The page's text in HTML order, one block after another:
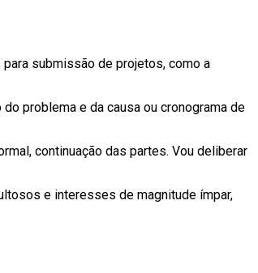
submissão de projetos, como a
problema e da causa ou cronograma de
continuação das partes. Vou deliberar
e interesses de magnitude ímpar,